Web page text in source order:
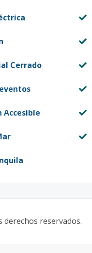
Cerrado
Accesible
derechos reservados.